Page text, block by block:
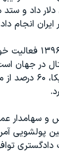
میلیون دلار داد و
ایران انجام
بایننس، که در
در جهان
وزارت خزانه‌داری
و سهامدار
پولشویی
دادگستری